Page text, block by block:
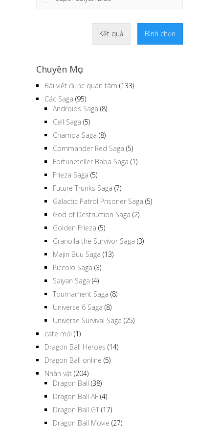
Kết quả Bình chọn
Chuyên Mục
Bài viết được quan tâm (133)
Các Saga (95)
Androids Saga (8)
Cell Saga (5)
Champa Saga (8)
Commander Red Saga (5)
Fortuneteller Baba Saga (1)
Frieza Saga (5)
Future Trunks Saga (7)
Galactic Patrol Prisoner Saga (5)
God of Destruction Saga (2)
Golden Frieza (5)
Granolla the Survivor Saga (3)
Majin Buu Saga (13)
Piccolo Saga (3)
Saiyan Saga (4)
Tournament Saga (8)
Universe 6 Saga (8)
Universe Survival Saga (25)
cate mới (1)
Dragon Ball Heroes (14)
Dragon Ball online (5)
Nhân vật (204)
Dragon Ball (38)
Dragon Ball AF (4)
Dragon Ball GT (17)
Dragon Ball Movie (27)